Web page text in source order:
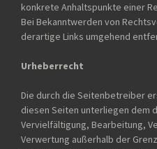
konkrete Anhaltspunkte einer
Bei Bekanntwerden von
derartige Links umgehend
Urheberrecht
Die durch die Seitenbetreiber
diesen Seiten unterliegen dem
Vervielfältigung, Bearbeitung,
Verwertung außerhalb der